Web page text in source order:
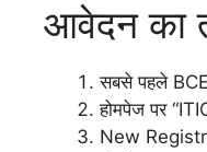
आवेदन का
सबसे पहले
होमपेज पर
New